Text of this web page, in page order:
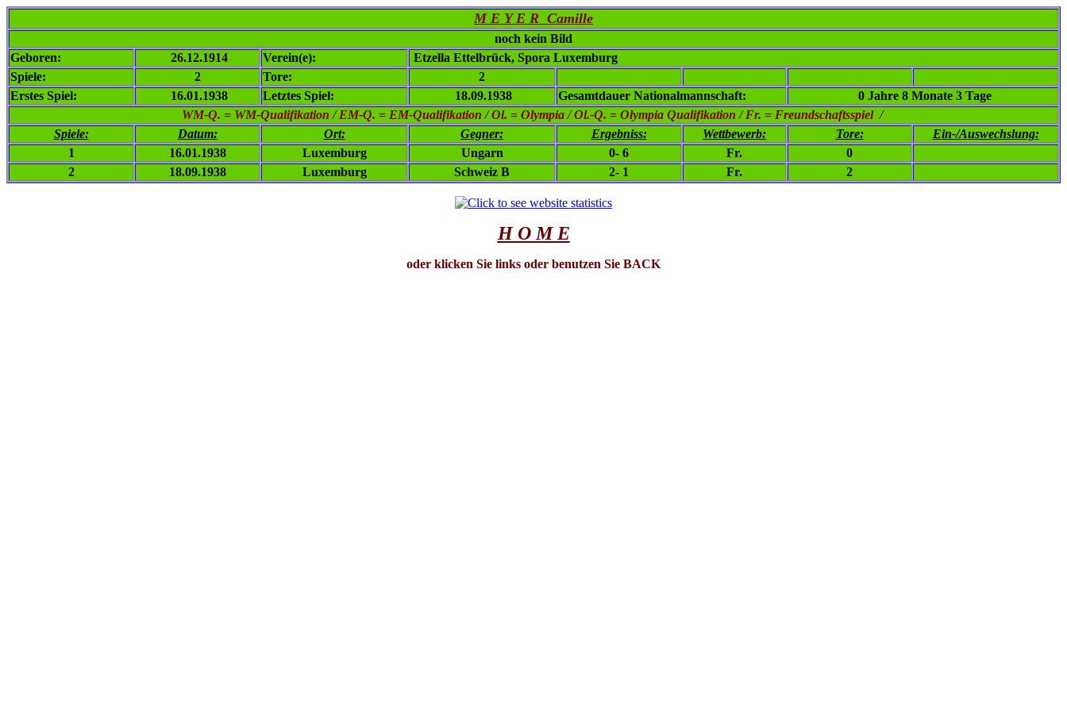
M E Y E R Camille
noch kein Bild
Geboren:
26.12.1914 Verein(e):
Etzella Ettelbrück, Spora Luxemburg
Spiele:
2 Tore:
2
Erstes Spiel:
16.01.1938 Letztes Spiel: 18.09.1938 Gesamtdauer Nationalmannschaft:
0 Jahre 8 Monate 3 Tage
WM-Q. = WM-Qualifikation / EM-Q. = EM-Qualifikation / Ol. = Olympia / Ol.-Q. = Olympia Qualifikation / Fr. = Freundschaftsspiel /
Spiele:
Datum: Ort: Gegner: Ergebniss: Wettbewerb: Tore:
Ein-/Auswechslung:
1
16.01.1938 Luxemburg Ungarn 0- 6 Fr.
0
2
18.09.1938 Luxemburg Schweiz B 2- 1 Fr. 2
H O M E
oder klicken Sie links oder benutzen Sie BACK